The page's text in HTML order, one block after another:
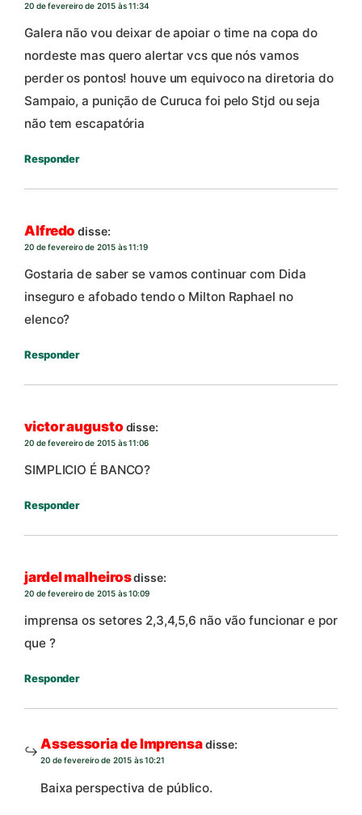
20 de fevereiro de 2015 às 11:34
Galera não vou deixar de apoiar o time na copa do
nordeste mas quero alertar vcs que nós vamos
perder os pontos! houve um equivoco na diretoria do
Sampaio, a punição de Curuca foi pelo Stjd ou seja
não tem escapatória
Responder
Alfredo disse:
20 de fevereiro de 2015 às 11:19
Gostaria de saber se vamos continuar com Dida
inseguro e afobado tendo o Milton Raphael no
elenco?
Responder
victor augusto disse:
20 de fevereiro de 2015 às 11:06
SIMPLICIO É BANCO?
Responder
jardel malheirosdisse:
20 de fevereiro de 2015 às 10:09
imprensa os setores 2,3,4,5,6 não vão funcionar e por
que ?
Responder
Assessoria de Imprensadisse:
20 de fevereiro de 2015 às 10:21
Baixa perspectiva de público.